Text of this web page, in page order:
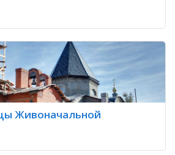
Живоначальной